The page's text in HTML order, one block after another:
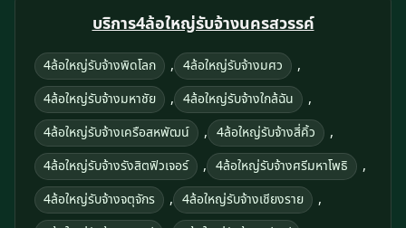
บริการ4ล้อใหญ่รับจ้างนครสวรรค์
4ล้อใหญ่รับจ้างพิดโลก , 4ล้อใหญ่รับจ้างมศว ,
4ล้อใหญ่รับจ้างมหาชัย , 4ล้อใหญ่รับจ้างใกล้ฉัน ,
4ล้อใหญ่รับจ้างเครือสหพัฒน์ , 4ล้อใหญ่รับจ้างสี่คิ้ว ,
4ล้อใหญ่รับจ้างรังสิตฟิวเจอร์ , 4ล้อใหญ่รับจ้างศรีมหาโพธิ ,
4ล้อใหญ่รับจ้างจตุจักร , 4ล้อใหญ่รับจ้างเชียงราย ,